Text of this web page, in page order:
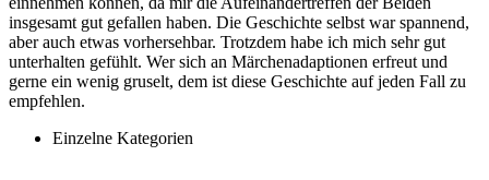
insgesamt gut gefallen haben. Die Geschichte selbst war spannend,
aber auch etwas vorhersehbar. Trotzdem habe ich mich sehr gut
unterhalten gefühlt. Wer sich an Märchenadaptionen erfreut und
gerne ein wenig gruselt, dem ist diese Geschichte auf jeden Fall zu
empfehlen.
Einzelne Kategorien